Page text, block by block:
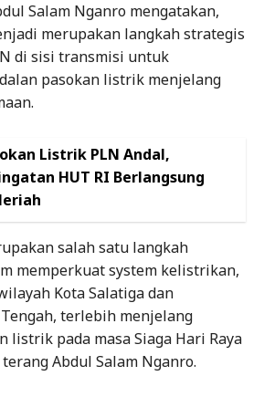
Salam Nganro mengatakan,
merupakan langkah strategis
di sisi transmisi untuk
pasokan listrik menjelang
Listrik PLN Andal,
HUT RI Berlangsung
salah satu langkah
memperkuat system kelistrikan,
Kota Salatiga dan
terlebih menjelang
listrik pada masa Siaga Hari Raya
Abdul Salam Nganro.